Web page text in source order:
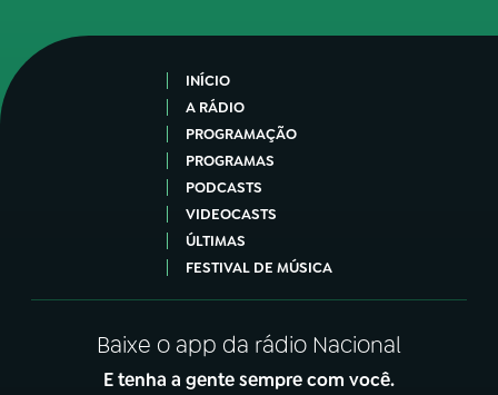
INÍCIO
A RÁDIO
PROGRAMAÇÃO
PROGRAMAS
PODCASTS
VIDEOCASTS
ÚLTIMAS
FESTIVAL DE MÚSICA
Baixe o app da rádio Nacional
E tenha a gente sempre com você.